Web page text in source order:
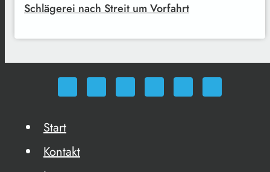
Schlägerei nach Streit um Vorfahrt
Start
Kontakt